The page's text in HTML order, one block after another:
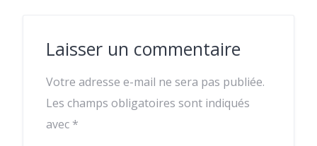
Laisser un commentaire
Votre adresse e-mail ne sera pas publiée.
Les champs obligatoires sont indiqués
avec *